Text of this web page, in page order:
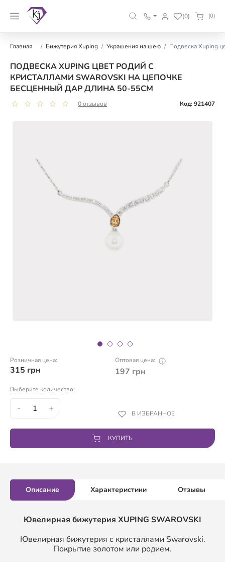
(0) (0)
Главная Бижутерия Xuping Украшения на шею Подвеска Xuping
ПОДВЕСКА XUPING ЦВЕТ РОДИЙ С
КРИСТАЛЛАМИ SWAROVSKI НА ЦЕПОЧКЕ
БЕСЦЕННЫЙ ДАР ДЛИНА 50-55СМ
0 отзывов Код: 921407
Розничная цена:
315 грн
Оптовая цена:
197 грн
Выберите количество:
- + В ИЗБРАННОЕ
КУПИТЬ
Описание Характеристики Отзывы
Ювелирная бижутерия XUPING SWAROVSKI
Ювелирная бижутерия с кристаллами Swarovski.
Покрытие золотом или родием.